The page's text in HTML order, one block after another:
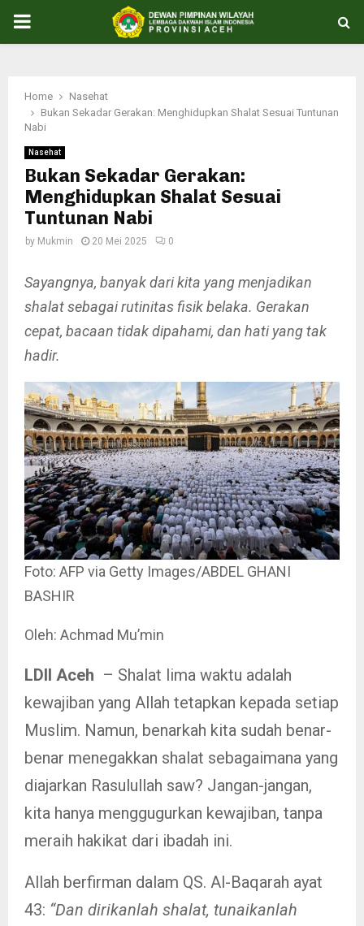
PRIMARY
Home
Nasehat
Bukan Sekadar Gerakan: Menghidupkan Shalat Sesuai Tuntunan
Nabi
Nasehat
Bukan Sekadar Gerakan:
Menghidupkan Shalat Sesuai
Tuntunan Nabi
by Mukmin 20 Mei 2025 0
Sayangnya, banyak dari kita yang menjadikan
shalat sebagai rutinitas fisik belaka. Gerakan
cepat, bacaan tidak dipahami, dan hati yang tak
hadir.
Foto: AFP via Getty Images/ABDEL GHANI
BASHIR
Oleh: Achmad Mu’min
LDII Aceh – Shalat lima waktu adalah
kewajiban yang Allah tetapkan kepada setiap
Muslim. Namun, benarkah kita sudah benar-
benar menegakkan shalat sebagaimana yang
diajarkan Rasulullah saw? Jangan-jangan,
kita hanya menggugurkan kewajiban, tanpa
meraih hakikat dari ibadah ini.
Allah berfirman dalam QS. Al-Baqarah ayat
43: “Dan dirikanlah shalat, tunaikanlah